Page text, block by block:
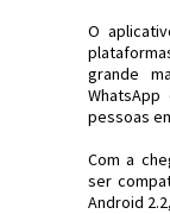
O
grande
pessoas
Com a
ser
Android